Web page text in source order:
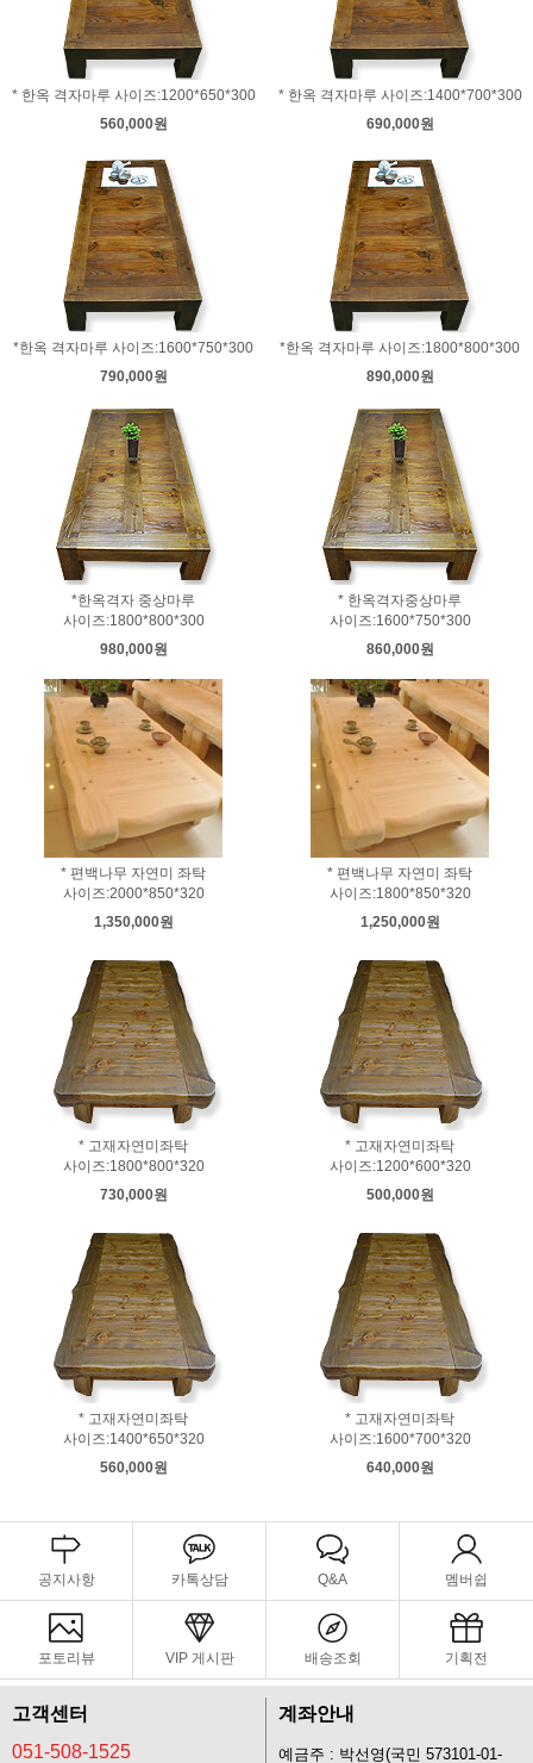
* 한옥 격자마루 사이즈:1200*650*300
560,000원
* 한옥 격자마루 사이즈:1400*700*300
690,000원
*한옥 격자마루 사이즈:1600*750*300
790,000원
*한옥 격자마루 사이즈:1800*800*300
890,000원
*한옥격자 중상마루
사이즈:1800*800*300
980,000원
* 한옥격자중상마루
사이즈:1600*750*300
860,000원
* 편백나무 자연미 좌탁
사이즈:2000*850*320
1,350,000원
* 편백나무 자연미 좌탁
사이즈:1800*850*320
1,250,000원
* 고재자연미좌탁
사이즈:1800*800*320
730,000원
* 고재자연미좌탁
사이즈:1200*600*320
500,000원
* 고재자연미좌탁
사이즈:1400*650*320
560,000원
* 고재자연미좌탁
사이즈:1600*700*320
640,000원
공지사항 카톡상담 Q&A 멤버쉽
포토리뷰 VIP 게시판 배송조회 기획전
고객센터
051-508-1525
계좌안내
예금주 : 박선영(국민 573101-01-